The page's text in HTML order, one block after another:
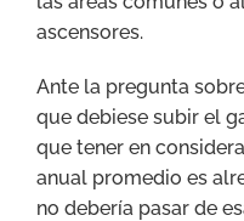
ascensores.
Ante la pregunta
que debiese subir el
que tener en
anual promedio es
no debería pasar de